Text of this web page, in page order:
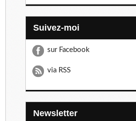
Suivez-moi
sur Facebook
via RSS
Newsletter